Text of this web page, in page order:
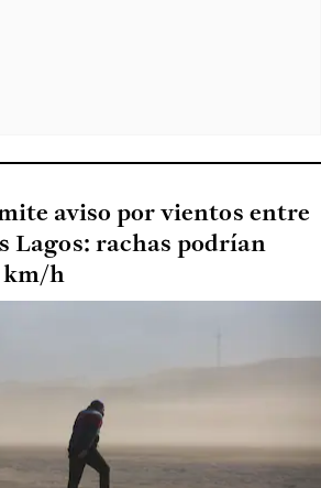
aviso por vientos entre
Lagos: rachas podrían
km/h